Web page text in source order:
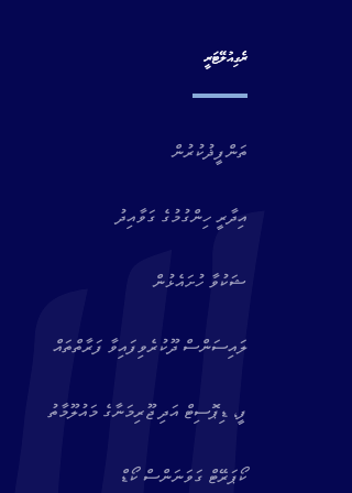
ރެގިއުލޭޓަރީ
ތަންފީޛުކުރުން
އިދާރީ ހިންގުމުގެ ގަވާއިދު
ޝަކުވާ ހުށައެޅުން
ލައިސަންސް ދޫކުރެވިފައިވާ ފަރާތްތައް
ފީ، ޑިޕޮސިޓް އަދި ޖޫރިމަނާގެ މައުލޫމާތު
ކޯޕަރޭޓް ގަވަނަންސް ކޯޑް